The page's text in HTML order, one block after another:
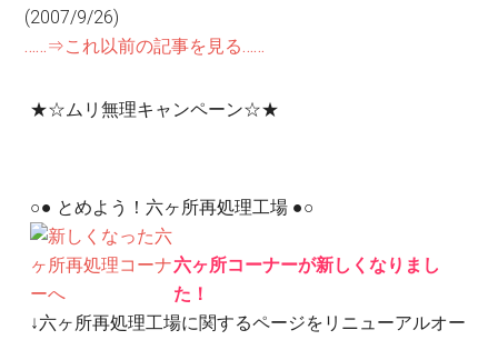
(2007/9/26)
……⇒これ以前の記事を見る……
★☆ムリ無理キャンペーン☆★
○● とめよう！六ヶ所再処理工場 ●○
六ヶ所コーナーが新しくなりまし
た！
↓六ヶ所再処理工場に関するページをリニューアルオー